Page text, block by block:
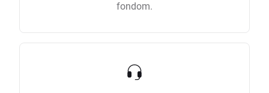
fondom.